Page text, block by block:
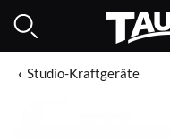
Studio-Kraftgeräte